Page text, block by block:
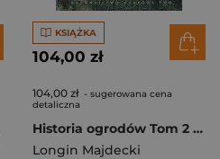
KSIĄŻKA
104,00 zł
104,00 zł - sugerowana cena
detaliczna
Historia ogrodów Tom 2 Od XVIII wieku do współczesności
Longin Majdecki